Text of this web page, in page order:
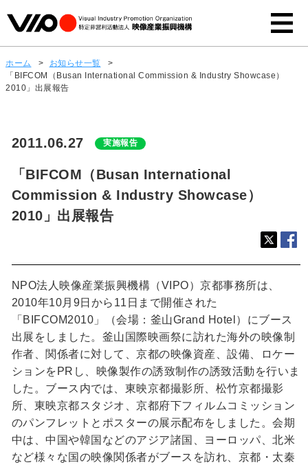
ホーム > お知らせ一覧
>
「BIFCOM（Busan International Commission & Industry Showcase）
2010」出展報告
2011.06.27 実施報告
「BIFCOM（Busan International
Commission & Industry Showcase）
2010」出展報告
NPO法人映像産業振興機構（VIPO）京都事務所は、
2010年10月9日から11日まで開催された
「BIFCOM2010」（会場：釜山Grand Hotel）にブース
出展をしました。釜山国際映画祭に訪れた海外の映像制
作者、関係者に対して、京都の映像資産、設備、ロケー
ションをPRし、映像製作の誘致制作の誘致活動を行いま
した。ブース内では、東映京都撮影所、松竹京都撮影
所、東映京都スタジオ、京都府下フィルムコミッション
のパンフレットとポスターの展示配布をしました。会期
中は、中国や韓国などのアジア諸国、ヨーロッパ、北米
など様々な国の映像関係者がブースを訪れ、京都・太秦